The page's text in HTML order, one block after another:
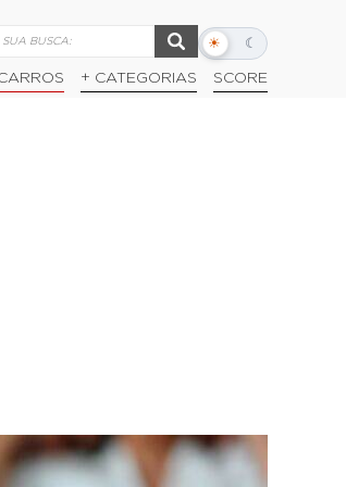
☀ ☾
Alternar
escuro
+ CATEGORIAS SCORE